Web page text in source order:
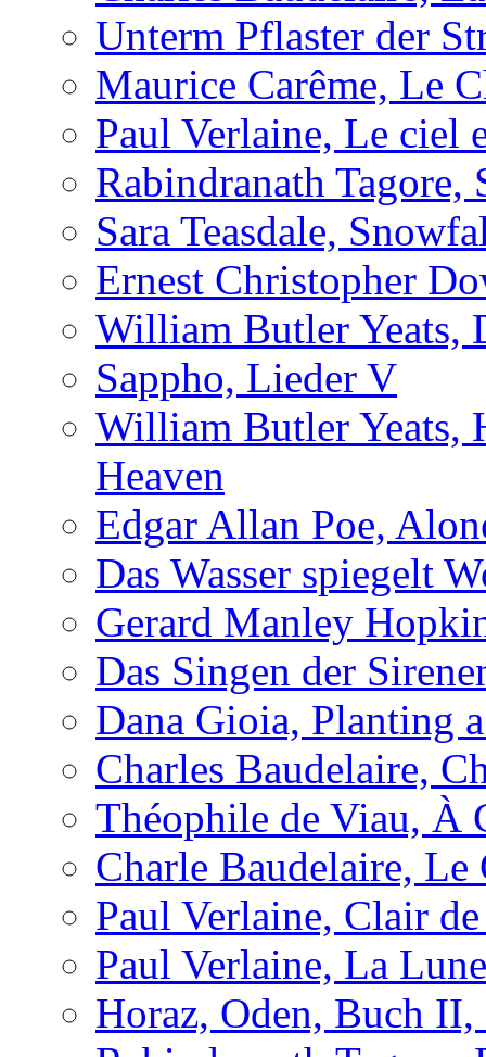
Unterm Pflaster der
Maurice Carême, Le
Paul Verlaine, Le ciel
Rabindranath
Sara Teasdale,
Ernest Christopher
William Butler Yeats,
Sappho, Lieder V
William Butler Yeats,
Heaven
Edgar Allan Poe,
Das Wasser spiegelt
Gerard Manley
Das Singen der
Dana Gioia, Planting
Charles Baudelaire,
Théophile de Viau, À
Charle Baudelaire,
Paul Verlaine, Clair
Paul Verlaine, La
Horaz, Oden, Buch II,